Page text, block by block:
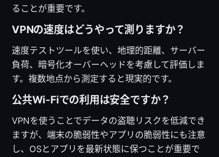
ることが重要です。
VPNの速度はどうやって測りますか？
速度テストツールを使い、地理的距離、サーバー
負荷、暗号化オーバーヘッドを考慮して評価しま
す。複数地点から測定すると現実的です。
公共Wi-Fiでの利用は安全ですか？
VPNを使うことでデータの盗聴リスクを低減でき
ますが、端末の脆弱性やアプリの脆弱性にも注意
し、OSとアプリを最新状態に保つことが重要で